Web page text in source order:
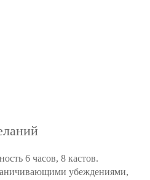
6 часов, 8 кастов.
убеждениями,